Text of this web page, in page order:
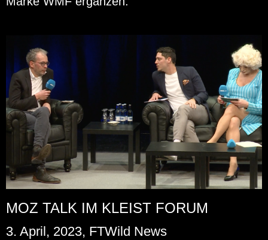
MOZ TALK IM KLEIST FORUM
3. April, 2023, FTWild News